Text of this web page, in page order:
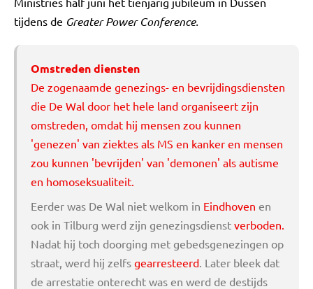
tijdens de Greater Power Conference.
Omstreden diensten
De zogenaamde genezings- en bevrijdingsdiensten
die De Wal door het hele land organiseert zijn
omstreden, omdat hij mensen zou kunnen
'genezen' van ziektes als MS en kanker en mensen
zou kunnen 'bevrijden' van 'demonen' als autisme
en homoseksualiteit.
Eerder was De Wal niet welkom in Eindhoven en
ook in Tilburg werd zijn genezingsdienst verboden.
Nadat hij toch doorging met gebedsgenezingen op
straat, werd hij zelfs gearresteerd. Later bleek dat
de arrestatie onterecht was en werd de destijds